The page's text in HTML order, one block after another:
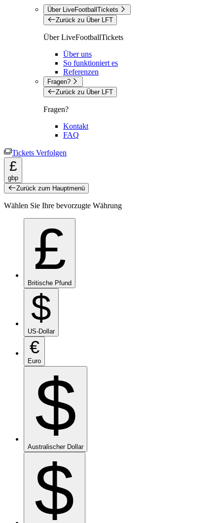
Über LiveFootballTickets
Zurück zu Über LFT
Über LiveFootballTickets
Über uns
So funktioniert es
Referenzen
Fragen?
Zurück zu Über LFT
Fragen?
Kontakt
FAQ
Tickets Verfolgen
£
gbp
Zurück zum Hauptmenü
Wählen Sie Ihre bevorzugte Währung
£
Britische Pfund
$
US-Dollar
€
Euro
$
Australischer Dollar
$